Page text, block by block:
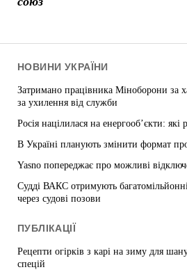
НОВИНИ УКРАЇНИ
Затримано працівника Міноборони за
за ухилення від служби
Росія націлилася на енергооб’єкти: які
В Україні планують змінити формат
Yasno попереджає про можливі
Судді ВАКС отримують
через судові позови
ПУБЛІКАЦІЇ
Рецепти огірків з карі на зиму для
спецій